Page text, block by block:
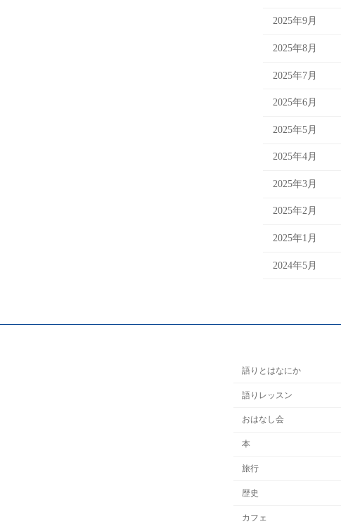
2025年9月
2025年8月
2025年7月
2025年6月
2025年5月
2025年4月
2025年3月
2025年2月
2025年1月
2024年5月
語りとはなにか
語りレッスン
おはなし会
本
旅行
歴史
カフェ